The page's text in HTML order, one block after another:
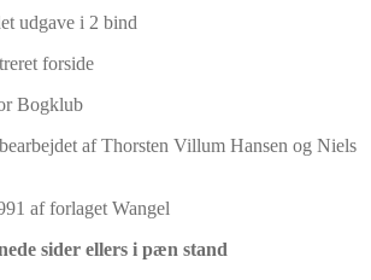
udgave i 2 bind
forside
Bogklub
af Thorsten Villum Hansen og Niels
af forlaget Wangel
sider ellers i pæn stand